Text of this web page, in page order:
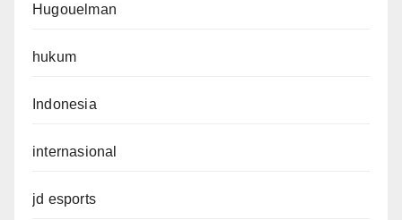
Hugouelman
hukum
Indonesia
internasional
jd esports